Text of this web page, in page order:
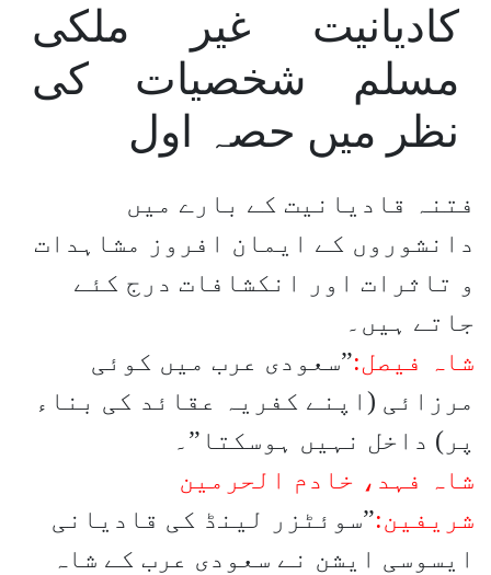
کادیانیت غیر ملکی
مسلم شخصیات کی
نظر میں حصہ اول
فتنہ قادیانیت کے بارے میں
دانشوروں کے ایمان افروز مشاہدات
و تاثرات اور انکشافات درج کئے
جاتے ہیں۔
شاہ فیصل:”سعودی عرب میں کوئی
مرزائی (اپنے کفریہ عقائد کی بناء
پر) داخل نہیں ہوسکتا”۔
شاہ فہد، خادم الحرمین
شریفین:”سوئٹزر لینڈ کی قادیانی
ایسوسی ایشن نے سعودی عرب کے شاہ